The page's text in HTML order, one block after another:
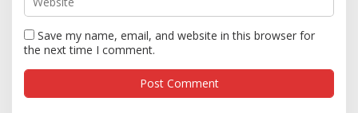
Save my name, email, and website in this browser for
the next time I comment.